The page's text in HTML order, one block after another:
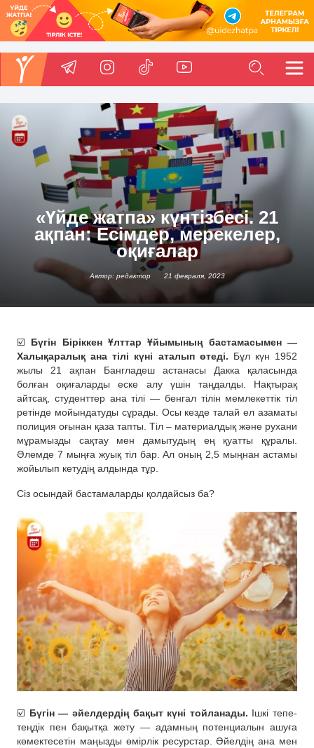
«Үйде жатпа» күнтізбесі. 21
ақпан: Есімдер, мерекелер,
оқиғалар
Автор: редактор 21 февраля, 2023
☑️ Бүгін Біріккен Ұлттар Ұйымының бастамасымен —
Халықаралық ана тілі күні аталып өтеді. Бұл күн 1952
жылы 21 ақпан Бангладеш астанасы Дакка қаласында
болған оқиғаларды еске алу үшін таңдалды. Нақтырақ
айтсақ, студенттер ана тілі — бенгал тілін мемлекеттік тіл
ретінде мойындатуды сұрады. Осы кезде талай ел азаматы
полиция оғынан қаза тапты. Тіл – материалдық және рухани
мұрамызды сақтау мен дамытудың ең қуатты құралы.
Әлемде 7 мыңға жуық тіл бар. Ал оның 2,5 мыңнан астамы
жойылып кетудің алдында тұр.
Сіз осындай бастамаларды қолдайсыз ба?
☑️ Бүгін — әйелдердің бақыт күні тойланады. Ішкі тепе-
теңдік пен бақытқа жету — адамның потенциалын ашуға
көмектесетін маңызды өмірлік ресурстар. Әйелдің ана мен